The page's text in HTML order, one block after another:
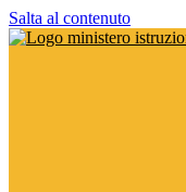
Salta al contenuto